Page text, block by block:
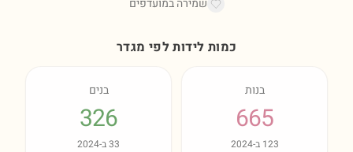
שמירה במועדפים
כמות לידות לפי מגדר
בנות
665
123 ב-2024
בנים
326
33ב-2024